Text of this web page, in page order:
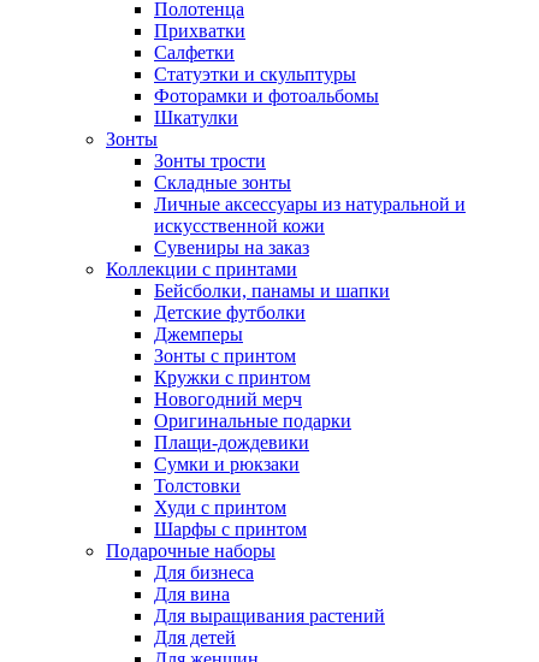
Полотенца
Прихватки
Салфетки
Статуэтки и скульптуры
Фоторамки и фотоальбомы
Шкатулки
Зонты
Зонты трости
Складные зонты
Личные аксессуары из натуральной и
искусственной кожи
Сувениры на заказ
Коллекции с принтами
Бейсболки, панамы и шапки
Детские футболки
Джемперы
Зонты с принтом
Кружки с принтом
Новогодний мерч
Оригинальные подарки
Плащи-дождевики
Сумки и рюкзаки
Толстовки
Худи с принтом
Шарфы с принтом
Подарочные наборы
Для бизнеса
Для вина
Для выращивания растений
Для детей